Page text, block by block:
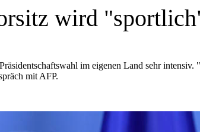
wird
im eigenen Land sehr
mit AFP.